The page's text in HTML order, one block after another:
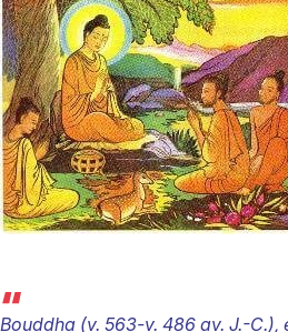
“
Bouddha (v. 563-v. 486 av. J.-C.),